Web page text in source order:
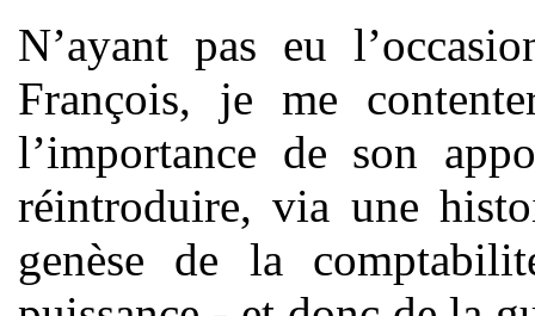
N’ayant pas eu
François, je me
l’importance de son
réintroduire, via une
genèse de la